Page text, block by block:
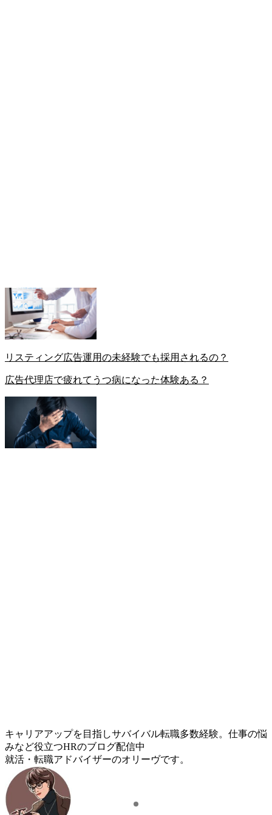
リスティング広告運用の未経験でも採用されるの？
広告代理店で疲れてうつ病になった体験ある？
キャリアアップを目指しサバイバル転職多数経験。仕事の悩
みなど役立つHRのブログ配信中
就活・転職アドバイザーのオリーヴです。